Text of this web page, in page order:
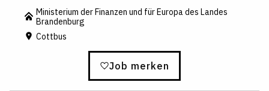
Ministerium der Finanzen und für Europa des Landes
Brandenburg
Cottbus
Job merken